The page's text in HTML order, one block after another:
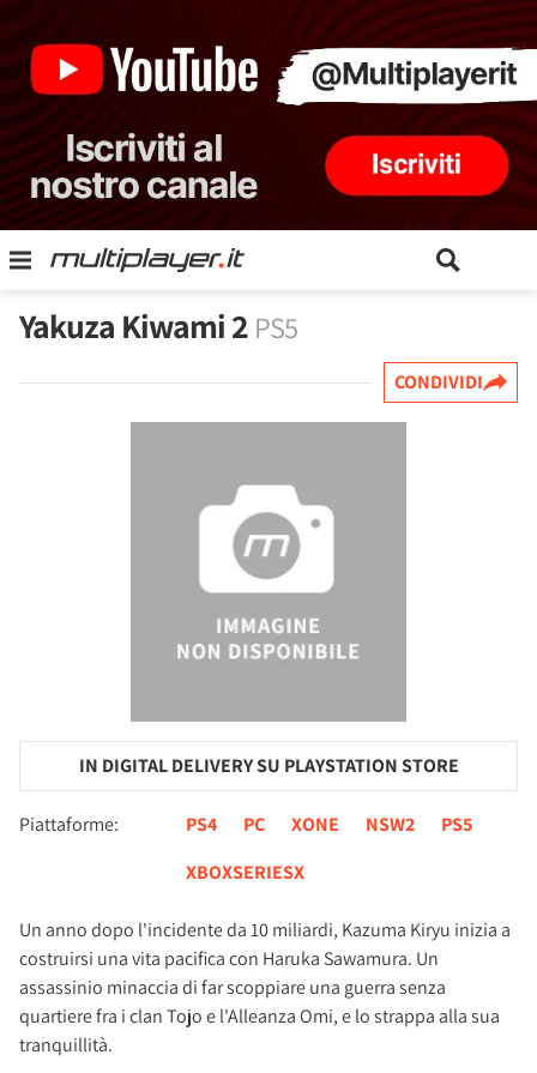
Yakuza Kiwami 2 PS5
CONDIVIDI
IN DIGITAL DELIVERY SU PLAYSTATION STORE
Piattaforme: PS4 PC XONE NSW2
PS5
XBOXSERIESX
Un anno dopo l'incidente da 10 miliardi, Kazuma Kiryu inizia a
costruirsi una vita pacifica con Haruka Sawamura. Un
assassinio minaccia di far scoppiare una guerra senza
quartiere fra i clan Tojo e l'Alleanza Omi, e lo strappa alla sua
tranquillità.